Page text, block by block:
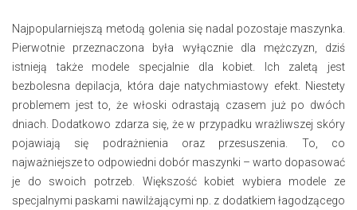
Najpopularniejszą metodą golenia się nadal pozostaje maszynka.
Pierwotnie przeznaczona była wyłącznie dla mężczyzn, dziś
istnieją także modele specjalnie dla kobiet. Ich zaletą jest
bezbolesna depilacja, która daje natychmiastowy efekt. Niestety
problemem jest to, że włoski odrastają czasem już po dwóch
dniach. Dodatkowo zdarza się, że w przypadku wrażliwszej skóry
pojawiają się podrażnienia oraz przesuszenia. To, co
najważniejsze to odpowiedni dobór maszynki – warto dopasować
je do swoich potrzeb. Większość kobiet wybiera modele ze
specjalnymi paskami nawilżającymi np. z dodatkiem łagodzącego